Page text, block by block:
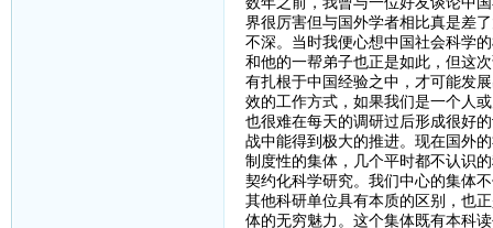
界很厉害但与国外学者相比真是差
不深。当时我便心想中国社会科学
和他的一帮弟子也正是如此，但这
有扎根于中国经验之中，才可能发
效的工作方式，如果我们是一个人
也很难在每天的调研过后形成很好
战中能得到极大的推进。现在国外
制度性的集体，几个平时都不认识
契约化科学研究。我们中心的集体
其他科研单位具有本质的区别，也
体的无穷魅力。这个集体既有本科